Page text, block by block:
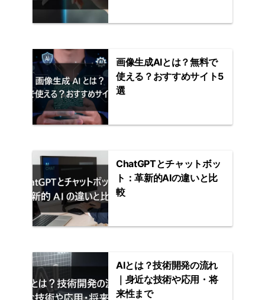
画像生成AIとは？無料で
使える？おすすめサイト5
選
ChatGPTとチャットボッ
ト：革新的AIの違いと比
較
AIとは？技術開発の流れ
｜身近な技術や応用・将
来性まで